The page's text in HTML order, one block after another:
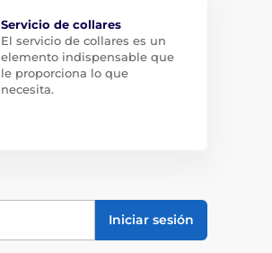
Servicio de collares
El servicio de collares es un
elemento indispensable que
le proporciona lo que
necesita.
Iniciar sesión